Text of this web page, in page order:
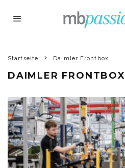
Startseite Daimler Frontbox
DAIMLER FRONTBOX